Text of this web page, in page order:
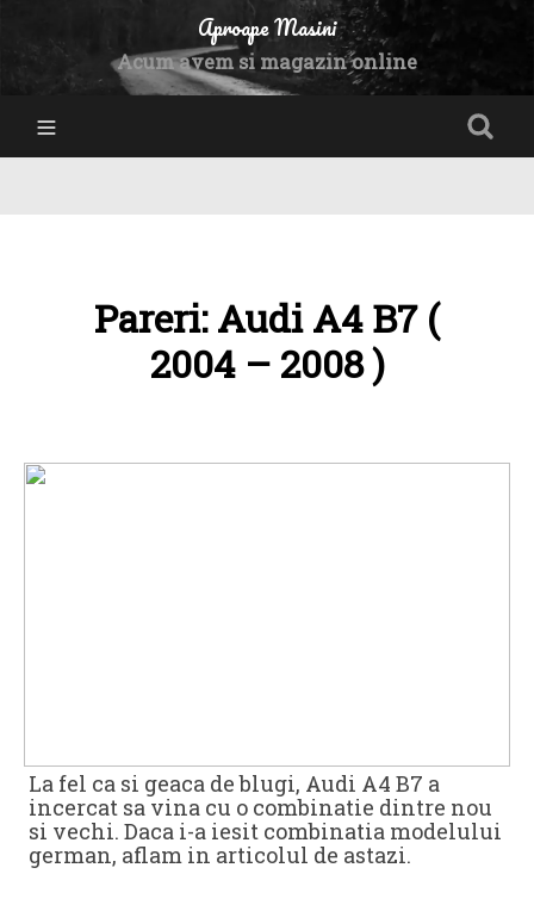
Aproape Masini
Acum avem si magazin online
Pareri: Audi A4 B7 (
2004 – 2008 )
La fel ca si geaca de blugi, Audi A4 B7 a
incercat sa vina cu o combinatie dintre nou
si vechi. Daca i-a iesit combinatia modelului
german, aflam in articolul de astazi.